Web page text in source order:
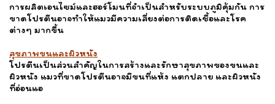
การผลิตเอนไซม์และฮอร์โมนที่จำเป็นสำหรับระบบภูมิคุ้มกัน การ
ขาดโปรตีนอาจทำให้แมวมีความเสี่ยงต่อการติดเชื้อและโรค
ต่างๆ มากขึ้น
สุขภาพขนและผิวหนัง
โปรตีนเป็นส่วนสำคัญในการสร้างและรักษาสุขภาพของขนและ
ผิวหนัง แมวที่ขาดโปรตีนอาจมีขนที่แห้ง แตกปลาย และผิวหนัง
ที่อ่อนแอ